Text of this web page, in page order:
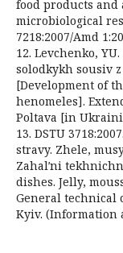
food products
microbiological
7218:2007/Amd
12. Levchenko,
solodkykh sousiv
[Development of
henomeles].
Poltava [in
13. DSTU
stravy. Zhele,
Zahalʹni
dishes. Jelly,
General technical
Kyiv. (Information